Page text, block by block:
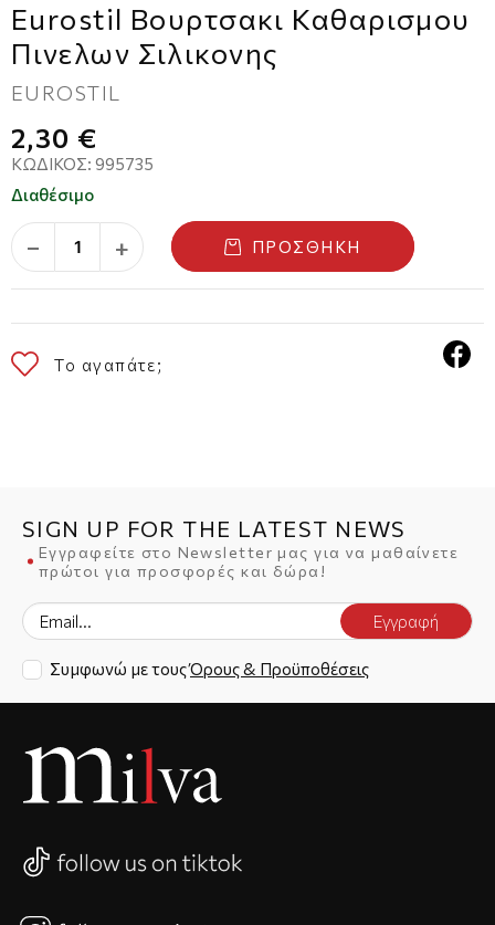
Eurostil Βουρτσακι Καθαρισμου
Πινελων Σιλικονης
EUROSTIL
2,30 €
ΚΩΔΙΚΌΣ: 995735
Διαθέσιμο
− + ΠΡΟΣΘΉΚΗ
Το αγαπάτε;
SIGN UP FOR THE LATEST NEWS
Εγγραφείτε στο Newsletter μας για να μαθαίνετε
πρώτοι για προσφορές και δώρα!
Εγγραφή
Συμφωνώ με τουςΌρους & Προϋποθέσεις